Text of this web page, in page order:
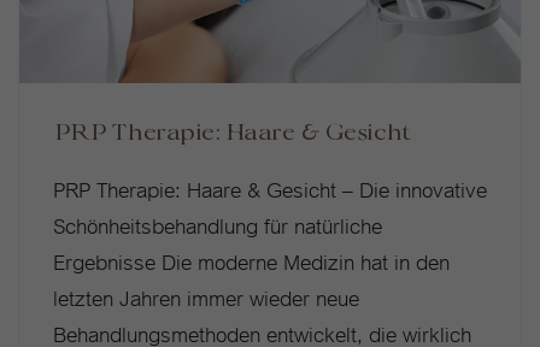
PRP Therapie: Haare & Gesicht
PRP Therapie: Haare & Gesicht – Die innovative
Schönheitsbehandlung für natürliche
Ergebnisse Die moderne Medizin hat in den
letzten Jahren immer wieder neue
Behandlungsmethoden entwickelt, die wirklich